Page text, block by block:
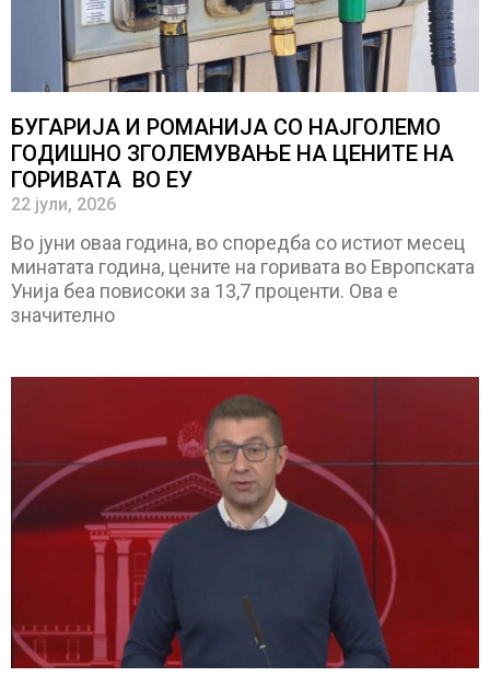
БУГАРИЈА И РОМАНИЈА СО НАЈГОЛЕМО
ГОДИШНО ЗГОЛЕМУВАЊЕ НА ЦЕНИТЕ НА
ГОРИВАТА ВО ЕУ
22 јули, 2026
Во јуни оваа година, во споредба со истиот месец
минатата година, цените на горивата во Европската
Унија беа повисоки за 13,7 проценти. Ова е
значително